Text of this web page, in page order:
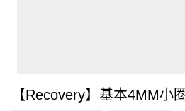
【Recovery】基本4MM小